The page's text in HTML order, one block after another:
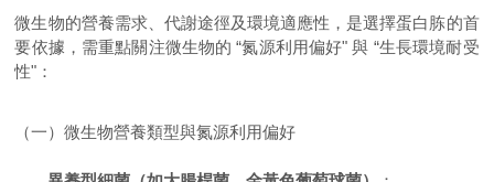
微生物的營養需求、代謝途徑及環境適應性，是選擇蛋白胨的首
要依據，需重點關注微生物的 “氮源利用偏好" 與 “生長環境耐受
性"：
（一）微生物營養類型與氮源利用偏好